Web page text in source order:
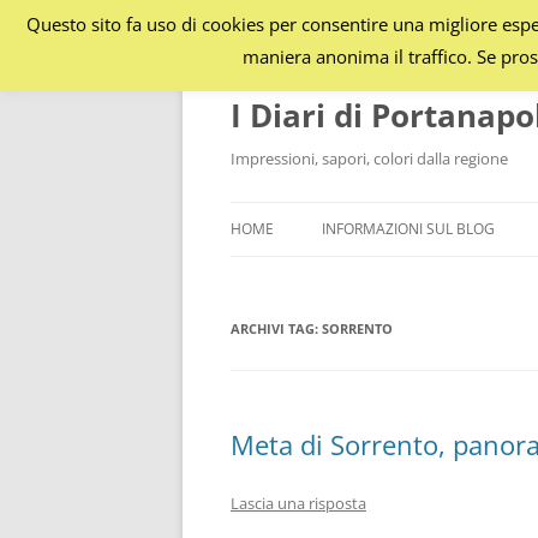
I Diari di
Impressioni, sapori, colori dalla regione
HOME INFORMAZIONI SUL BLOG
ARCHIVI TAG: SORRENTO
Meta di Sorrento,
Lascia una risposta
Questo sito fa uso di cookies per consentire una migliore
maniera anonima il traffico. Se